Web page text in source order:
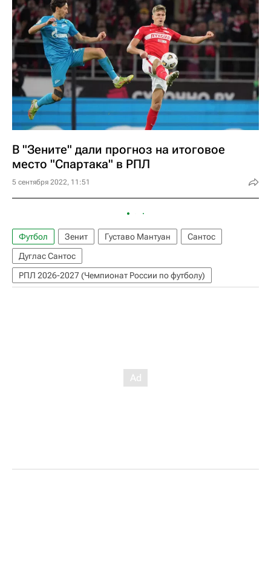
В "Зените" дали прогноз на итоговое
место "Спартака" в РПЛ
5 сентября 2022, 11:51
Футбол Зенит Густаво Мантуан
Сантос
Дуглас Сантос
РПЛ 2026-2027 (Чемпионат России по футболу)